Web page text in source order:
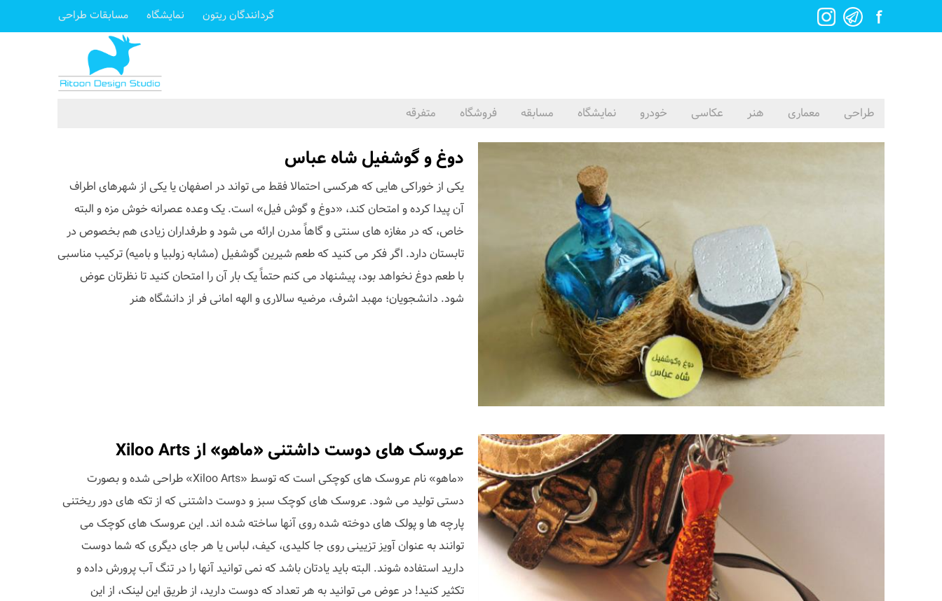
گردانندگان ریتون نمایشگاه مسابقات طراحی
طراحی معماری هنر عکاسی خودرو نمایشگاه مسابقه فروشگاه متفرقه
دوغ و گوشفیل شاه عباس
یکی از خوراکی هایی که هرکسی احتمالا فقط می تواند در اصفهان یا یکی از شهرهای اطراف
آن پیدا کرده و امتحان کند، «دوغ و گوش فیل» است. یک وعده عصرانه خوش مزه و البته
خاص، که در مغازه های سنتی و گاهاً مدرن ارائه می شود و طرفداران زیادی هم بخصوص در
تابستان دارد. اگر فکر می کنید که طعم شیرین گوشفیل (مشابه زولبیا و بامیه) ترکیب مناسبی
با طعم دوغ نخواهد بود، پیشنهاد می کنم حتماً یک بار آن را امتحان کنید تا نظرتان عوض
شود. دانشجویان؛ مهبد اشرف، مرضیه سالاری و الهه امانی فر از دانشگاه هنر
عروسک های دوست داشتنی «ماهو» از Xiloo Arts
«ماهو» نام عروسک های کوچکی است که توسط «Xiloo Arts» طراحی شده و بصورت
دستی تولید می شود. عروسک های کوچک سبز و دوست داشتنی که از تکه های دور ریختنی
پارچه ها و پولک های دوخته شده روی آنها ساخته شده اند. این عروسک های کوچک می
توانند به عنوان آویز تزیینی روی جا کلیدی، کیف، لباس یا هر جای دیگری که شما دوست
دارید استفاده شوند. البته باید یادتان باشد که نمی توانید آنها را در تنگ آب پرورش داده و
تکثیر کنید! در عوض می توانید به هر تعداد که دوست دارید، از طریق این لینک، از این